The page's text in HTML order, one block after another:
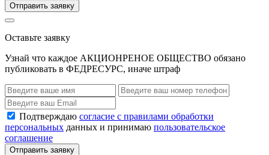
Отправить заявку
Оставьте заявку
Узнай что каждое АКЦИОНРЕНОЕ ОБЩЕСТВО обязано
публиковать в ФЕДРЕСУРС, иначе штраф
Подтверждаю согласие с правилами обработки
персональных данных и принимаю пользовательское
соглашение
Отправить заявку